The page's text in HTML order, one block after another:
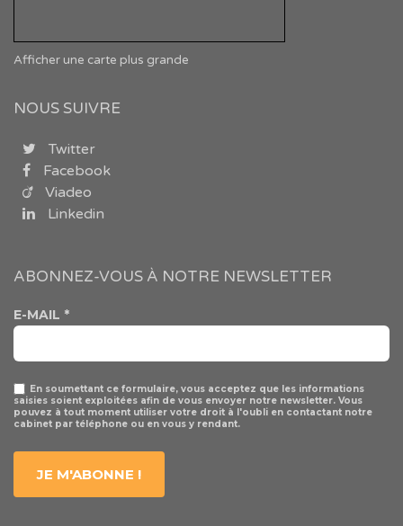
Afficher une carte plus grande
NOUS SUIVRE
Twitter
Facebook
Viadeo
Linkedin
ABONNEZ-VOUS À NOTRE NEWSLETTER
E-MAIL *
En soumettant ce formulaire, vous acceptez que les informations
saisies soient exploitées afin de vous envoyer notre newsletter. Vous
pouvez à tout moment utiliser votre droit à l'oubli en contactant notre
cabinet par téléphone ou en vous y rendant.